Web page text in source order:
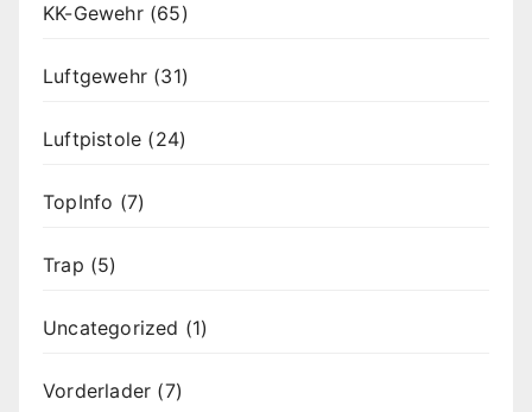
KK-Gewehr(65)
Luftgewehr (31)
Luftpistole (24)
TopInfo (7)
Trap (5)
Uncategorized (1)
Vorderlader (7)